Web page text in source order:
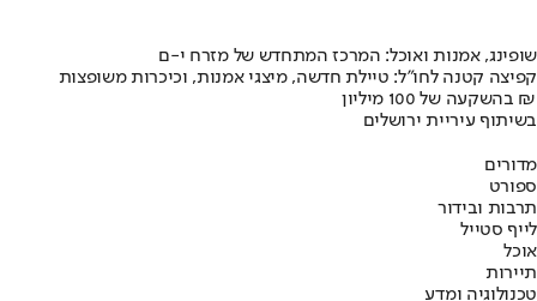
שופינג, אמנות ואוכל: המרכז המתחדש של מזרח י-ם
קפיצה קטנה לחו"ל: טיילת חדשה, מיצגי אמנות, וכיכרות משופצות
בהשקעה של 100 מיליון ₪
בשיתוף עיריית ירושלים
מדורים
ספורט
תרבות ובידור
לייף סטייל
אוכל
תיירות
טכנולוגיה ומדע